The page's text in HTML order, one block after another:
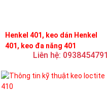
Henkel 401, keo dán Henkel
401, keo đa năng 401
Liên hệ: 0938454791